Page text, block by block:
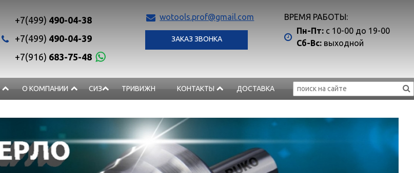
+7(499) 490-04-38
+7(499) 490-04-39
+7(916) 683-75-48
wotools.prof@gmail.com
ЗАКАЗ ЗВОНКА
ВРЕМЯ РАБОТЫ:
Пн-Пт: с 10-00 до 19-00
Сб-Вс: выходной
О КОМПАНИИ СИЗ ТРИВИЖН КОНТАКТЫ ДОСТАВКА